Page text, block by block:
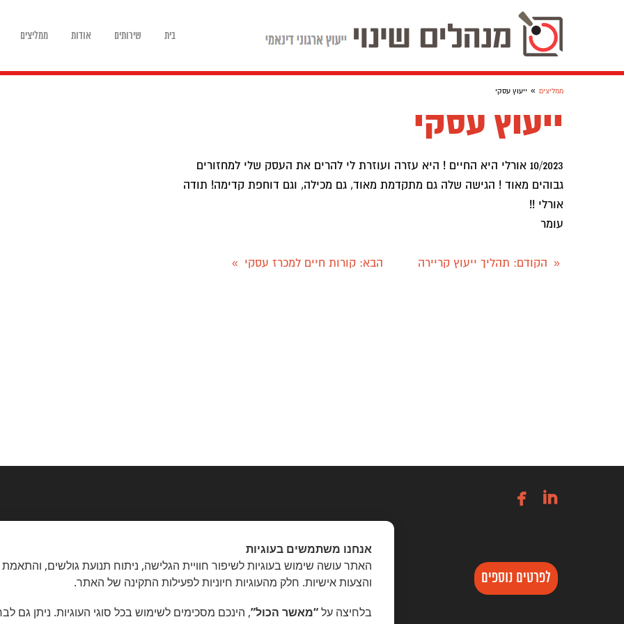
בית שירותים אודות ממליצים
ממליצים » ייעוץ עסקי
ייעוץ עסקי
10/2023 אורלי היא החיים ! היא עזרה ועוזרת לי להרים את העסק שלי למחזורים
גבוהים מאוד ! הגישה שלה גם מתקדמת מאוד, גם מכילה, וגם דוחפת קדימה! תודה
אורלי !!
עומר
« הקודם: תהליך ייעוץ קריירה הבא: קורות חיים למכרז עסקי »
 
לפרטים נוספים
אנחנו משתמשים בעוגיות
האתר עושה שימוש בעוגיות לשיפור חוויית הגלישה, ניתוח תנועת גולשים,
והצעות אישיות. חלק מהעוגיות חיוניות לפעילות התקינה של האתר.
בלחיצה על“מאשר הכול”, הינכם מסכימים לשימוש בכל סוגי העוגיות. ניתן גם